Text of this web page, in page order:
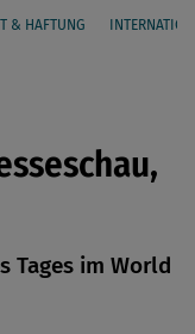
& HAFTUNG
teilen
teilen
Tages im World